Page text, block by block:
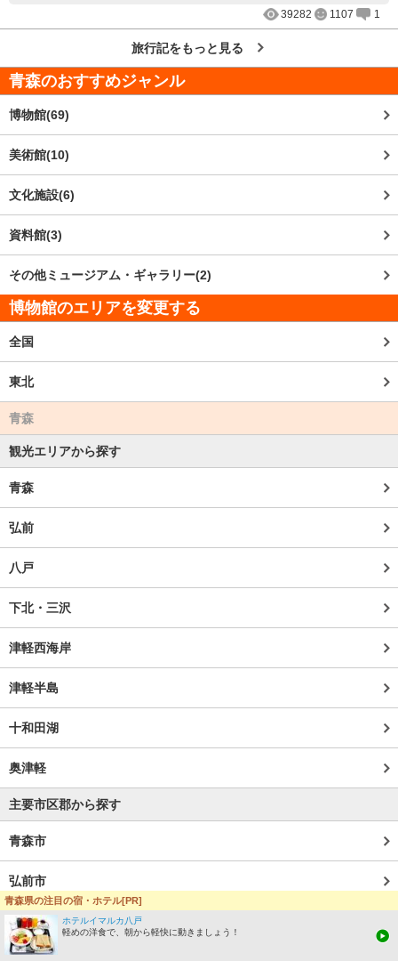
39282
1107 1
旅行記をもっと見る
青森のおすすめジャンル
博物館(69)
美術館(10)
文化施設(6)
資料館(3)
その他ミュージアム・ギャラリー(2)
博物館のエリアを変更する
全国
東北
青森
観光エリアから探す
青森
弘前
八戸
下北・三沢
津軽西海岸
津軽半島
十和田湖
奥津軽
主要市区郡から探す
青森市
弘前市
八戸市
青森県の注目の宿・ホテル[PR]
ホテルイマルカ八戸
軽めの洋食で、朝から軽快に動きましょう！